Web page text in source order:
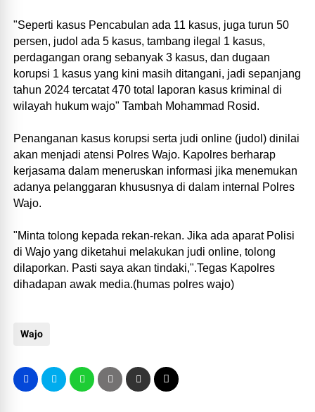
"Seperti kasus Pencabulan ada 11 kasus, juga turun 50
persen, judol ada 5 kasus, tambang ilegal 1 kasus,
perdagangan orang sebanyak 3 kasus, dan dugaan
korupsi 1 kasus yang kini masih ditangani, jadi sepanjang
tahun 2024 tercatat 470 total laporan kasus kriminal di
wilayah hukum wajo" Tambah Mohammad Rosid.
Penanganan kasus korupsi serta judi online (judol) dinilai
akan menjadi atensi Polres Wajo. Kapolres berharap
kerjasama dalam meneruskan informasi jika menemukan
adanya pelanggaran khususnya di dalam internal Polres
Wajo.
"Minta tolong kepada rekan-rekan. Jika ada aparat Polisi
di Wajo yang diketahui melakukan judi online, tolong
dilaporkan. Pasti saya akan tindaki,".Tegas Kapolres
dihadapan awak media.(humas polres wajo)
Wajo